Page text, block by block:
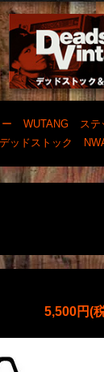
WUTANG
ステ
デッドストック
5,500円(